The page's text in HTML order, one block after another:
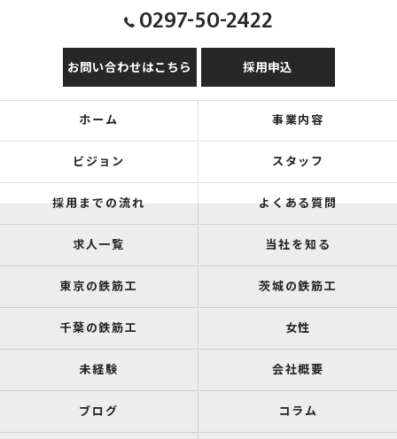
0297-50-2422
お問い合わせはこちら 採用申込
ホーム 事業内容
ビジョン スタッフ
採用までの流れ よくある質問
求人一覧 当社を知る
東京の鉄筋工 茨城の鉄筋工
千葉の鉄筋工 女性
未経験 会社概要
ブログ コラム